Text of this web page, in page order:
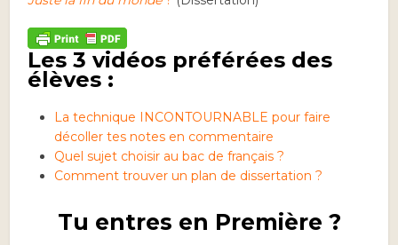
Les 3 vidéos préférées des
élèves :
La technique INCONTOURNABLE pour faire
décoller tes notes en commentaire
Quel sujet choisir au bac de français ?
Comment trouver un plan de dissertation ?
Tu entres en Première ?